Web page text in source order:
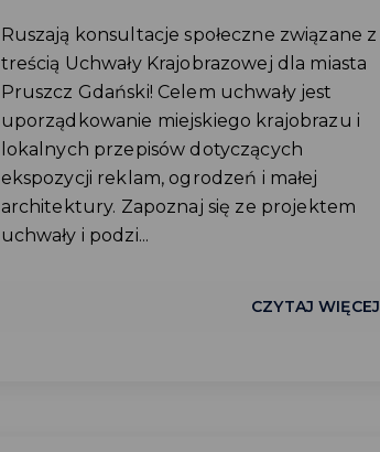
Ruszają konsultacje społeczne związane z
treścią Uchwały Krajobrazowej dla miasta
Pruszcz Gdański! Celem uchwały jest
uporządkowanie miejskiego krajobrazu i
lokalnych przepisów dotyczących
ekspozycji reklam, ogrodzeń i małej
architektury. Zapoznaj się ze projektem
uchwały i podzi...
CZYTAJ WIĘCEJ